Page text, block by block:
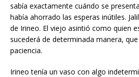
sabía exactamente cuándo se
había ahorrado las esperas inútiles.
de Irineo. El viejo asintió como quien
sucederá de determinada manera,
paciencia.
Irineo tenía un vaso con algo